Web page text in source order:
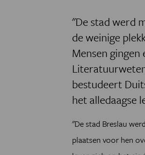
"De stad werd
de weinige
Mensen
bestudeert
het alledaagse
"De stad Breslau
plaatsen voor hen